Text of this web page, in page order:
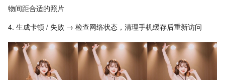
物间距合适的照片
生成卡顿 / 失败 → 检查网络状态，清理手机缓存后重新访问